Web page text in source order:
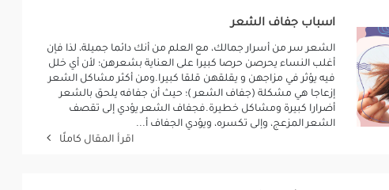
اسباب جفاف الشعر
الشعر سر من أسرار جمالك، مع العلم من أنك دائما جميلة، لذا فإن
أغلب النساء يحرصن حرصا كبيرا على العناية بشعرهن؛ لأن أي خلل
فيه يؤثر في مزاجهن و يقلقهن قلقا كبيرا.ومن أكثر مشاكل الشعر
إزعاجا هي مشكلة (جفاف الشعر )؛ حيث أن جفافه يلحق بالشعر
أضرارا كبيرة ومشاكل خطيرة.فجفاف الشعر يؤدي إلى تقصف
الشعر المزعج، وإلى تكسره، ويؤدي الجفاف أ...
اقرأ المقال كاملًا